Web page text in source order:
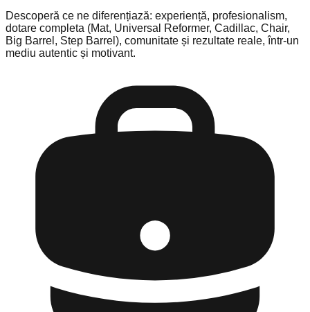
Descoperă ce ne diferențiază: experiență, profesionalism,
dotare completa (Mat, Universal Reformer, Cadillac, Chair,
Big Barrel, Step Barrel), comunitate și rezultate reale, într-un
mediu autentic și motivant.